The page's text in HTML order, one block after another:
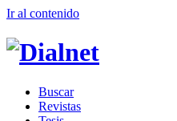
Ir al contenido
Buscar
Revistas